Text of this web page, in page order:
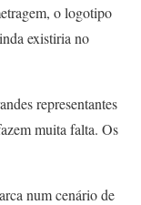
o logotipo
existiria no
representantes
muita falta. Os
num cenário de